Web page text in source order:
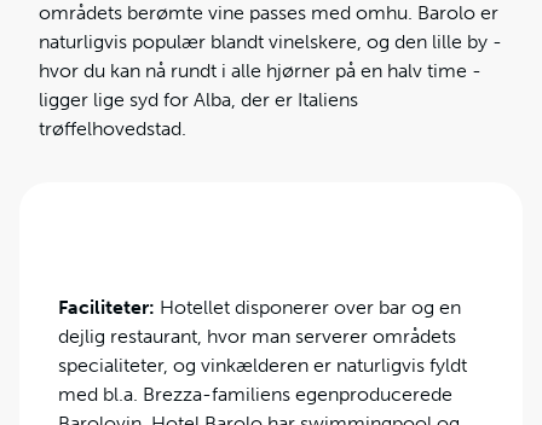
områdets berømte vine passes med omhu. Barolo er
naturligvis populær blandt vinelskere, og den lille by -
hvor du kan nå rundt i alle hjørner på en halv time -
ligger lige syd for Alba, der er Italiens
trøffelhovedstad.
Faciliteter: Hotellet disponerer over bar og en
dejlig restaurant, hvor man serverer områdets
specialiteter, og vinkælderen er naturligvis fyldt
med bl.a. Brezza-familiens egenproducerede